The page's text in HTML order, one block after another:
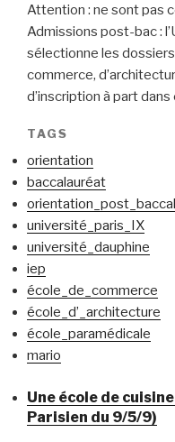
Attention : ne sont pas
Admissions post-bac :
sélectionne les
commerce,
d’inscription à part dans
TAGS
orientation
baccalauréat
université_paris_IX
université_dauphine
iep
école_de_commerce
école_d’_architecture
école_paramédicale
mario
Une école de
Parisien du 9/5/9)